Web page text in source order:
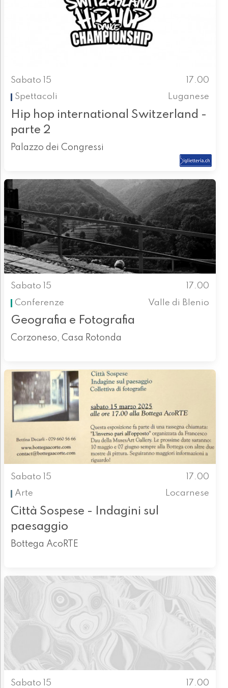
Sabato 15
17.00
Spettacoli
Luganese
Hip hop international Switzerland -
parte 2
Palazzo dei Congressi
Sabato 15
17.00
Conferenze
Valle di Blenio
Geografia e Fotografia
Corzoneso, Casa Rotonda
Sabato 15
17.00
Arte
Locarnese
Città Sospese - Indagini sul
paesaggio
Bottega AcoRTE
Sabato 15
17.00